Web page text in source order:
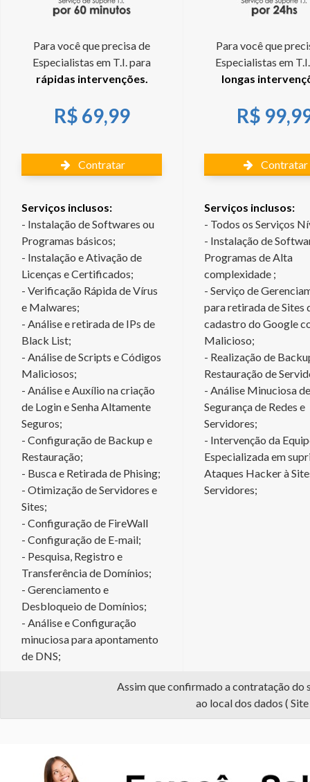
Para você que precisa de
Especialistas em T.I. para
rápidas intervenções.
Para você que
Especialistas em
longas
R$ 69,99 R$
Contratar Contratar
Serviços inclusos:
- Instalação de Softwares ou
Programas básicos;
- Instalação e Ativação de
Licenças e Certificados;
- Verificação Rápida de Vírus
e Malwares;
- Análise e retirada de IPs de
Black List;
- Análise de Scripts e Códigos
Maliciosos;
- Análise e Auxílio na criação
de Login e Senha Altamente
Seguros;
- Configuração de Backup e
Restauração;
- Busca e Retirada de Phising;
- Otimização de Servidores e
Sites;
- Configuração de FireWall
- Configuração de E-mail;
- Pesquisa, Registro e
Transferência de Domínios;
- Gerenciamento e
Desbloqueio de Domínios;
- Análise e Configuração
minuciosa para apontamento
de DNS;
Serviços inclusos:
- Todos os Serviços
- Instalação de
Programas de Alta
complexidade ;
- Serviço de
para retirada de Sites
cadastro do Google
Malicioso;
- Realização de
Restauração de
- Análise Minuciosa de
Segurança de Redes e
Servidores;
- Intervenção da
Especializada em
Ataques Hacker à
Servidores;
Assim que confirmado a contratação do
ao local dos dados (